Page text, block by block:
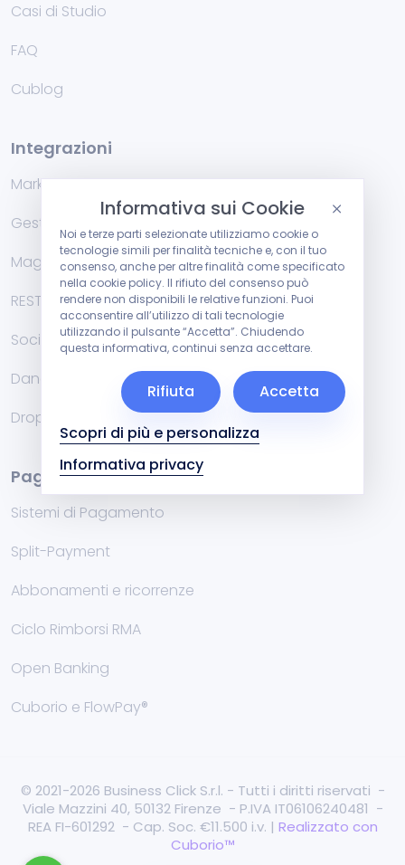
Casi di Studio
FAQ
Cublog
Integrazioni
Marketplace
Gestionali di fatturazione
Magazzino
RESTFul API
Social
Danea Easyfatt e Cuborio
Dropshipping
Pagamenti
Sistemi di Pagamento
Split-Payment
Abbonamenti e ricorrenze
Ciclo Rimborsi RMA
Open Banking
Cuborio e FlowPay®
© 2021-2026 Business Click S.r.l. - Tutti i diritti riservati -
Viale Mazzini 40, 50132 Firenze - P.IVA IT06106240481 -
REA FI-601292 - Cap. Soc. €11.500 i.v. | Realizzato con
Cuborio™
Informativa sui Cookie
Noi e terze parti selezionate utilizziamo cookie o
tecnologie simili per finalità tecniche e, con il tuo
consenso, anche per altre finalità come specificato
nella cookie policy. Il rifiuto del consenso può
rendere non disponibili le relative funzioni. Puoi
acconsentire all’utilizzo di tali tecnologie
utilizzando il pulsante “Accetta”. Chiudendo
questa informativa, continui senza accettare.
Scopri di più e personalizza
Informativa privacy
Rifiuta Accetta